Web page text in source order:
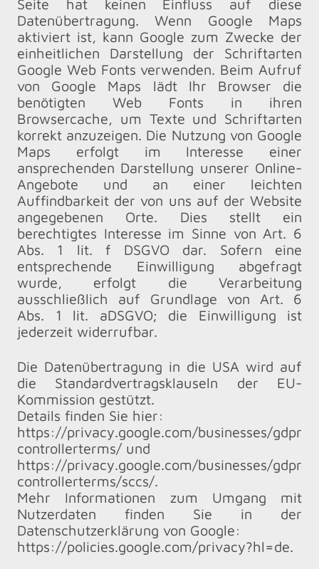
Seite hat keinen Einfluss auf diese
Datenübertragung. Wenn Google Maps
aktiviert ist, kann Google zum Zwecke der
einheitlichen Darstellung der Schriftarten
Google Web Fonts verwenden. Beim Aufruf
von Google Maps lädt Ihr Browser die
benötigten Web Fonts in ihren
Browsercache, um Texte und Schriftarten
korrekt anzuzeigen. Die Nutzung von Google
Maps erfolgt im Interesse einer
ansprechenden Darstellung unserer Online-
Angebote und an einer leichten
Auffindbarkeit der von uns auf der Website
angegebenen Orte. Dies stellt ein
berechtigtes Interesse im Sinne von Art. 6
Abs. 1 lit. f DSGVO dar. Sofern eine
entsprechende Einwilligung abgefragt
wurde, erfolgt die Verarbeitung
ausschließlich auf Grundlage von Art. 6
Abs. 1 lit. aDSGVO; die Einwilligung ist
jederzeit widerrufbar.
Die Datenübertragung in die USA wird auf
die Standardvertragsklauseln der EU-
Kommission gestützt.
Details finden Sie hier:
https://privacy.google.com/businesses/gdpr
controllerterms/ und
https://privacy.google.com/businesses/gdpr
controllerterms/sccs/.
Mehr Informationen zum Umgang mit
Nutzerdaten finden Sie in der
Datenschutzerklärung von Google:
https://policies.google.com/privacy?hl=de.